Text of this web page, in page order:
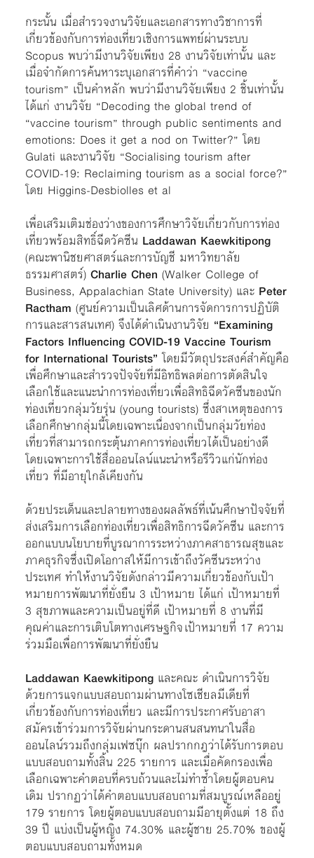
กระนั้น เมื่อสำรวจงานวิจัยและเอกสารทางวิชาการที่
เกี่ยวข้องกับการท่องเที่ยวเชิงการแพทย์ผ่านระบบ
Scopus พบว่ามีงานวิจัยเพียง 28 งานวิจัยเท่านั้น และ
เมื่อจำกัดการค้นหาระบุเอกสารที่คำว่า “vaccine
tourism” เป็นคำหลัก พบว่ามีงานวิจัยเพียง 2 ชิ้นเท่านั้น
ได้แก่ งานวิจัย “Decoding the global trend of
“vaccine tourism” through public sentiments and
emotions: Does it get a nod on Twitter?” โดย
Gulati และงานวิจัย “Socialising tourism after
COVID-19: Reclaiming tourism as a social force?”
โดย Higgins-Desbiolles et al
เพื่อเสริมเติมช่องว่างของการศึกษาวิจัยเกี่ยวกับการท่อง
เที่ยวพร้อมสิทธิ์ฉีดวัคซีน Laddawan Kaewkitipong
(คณะพานิชยศาสตร์และการบัญชี มหาวิทยาลัย
ธรรมศาสตร์) Charlie Chen (Walker College of
Business, Appalachian State University) และ Peter
Ractham (ศูนย์ความเป็นเลิศด้านการจัดการการปฏิบัติ
การและสารสนเทศ) จึงได้ดำเนินงานวิจัย “Examining
Factors Influencing COVID-19 Vaccine Tourism
for International Tourists”โดยมีวัตถุประสงค์สำคัญคือ
เพื่อศึกษาและสำรวจปัจจัยที่มีอิทธิพลต่อการตัดสินใจ
เลือกใช้และแนะนำการท่องเที่ยวเพื่อสิทธิฉีดวัคซีนของนัก
ท่องเที่ยวกลุ่มวัยรุ่น (young tourists) ซึ่งสาเหตุของการ
เลือกศึกษากลุ่มนี้โดยเฉพาะเนื่องจากเป็นกลุ่มวัยท่อง
เที่ยวที่สามารถกระตุ้นภาคการท่องเที่ยวได้เป็นอย่างดี
โดยเฉพาะการใช้สื่อออนไลน์แนะนำหรือรีวิวแก่นักท่อง
เที่ยว ที่มีอายุใกล้เคียงกัน
ด้วยประเด็นและปลายทางของผลลัพธ์ที่เน้นศึกษาปัจจัยที่
ส่งเสริมการเลือกท่องเที่ยวเพื่อสิทธิการฉีดวัคซีน และการ
ออกแบบนโยบายที่บูรณาการระหว่างภาคสาธารณสุขและ
ภาคธุรกิจซึ่งเปิดโอกาสให้มีการเข้าถึงวัคซีนระหว่าง
ประเทศ ทำให้งานวิจัยดังกล่าวมีความเกี่ยวข้องกับเป้า
หมายการพัฒนาที่ยั่งยืน 3 เป้าหมาย ได้แก่ เป้าหมายที่
3 สุขภาพและความเป็นอยู่ที่ดี เป้าหมายที่ 8 งานที่มี
คุณค่าและการเติบโตทางเศรษฐกิจ เป้าหมายที่ 17 ความ
ร่วมมือเพื่อการพัฒนาที่ยั่งยืน
Laddawan Kaewkitipongและคณะ ดำเนินการวิจัย
ด้วยการแจกแบบสอบถามผ่านทางโซเชียลมีเดียที่
เกี่ยวข้องกับการท่องเที่ยว และมีการประกาศรับอาสา
สมัครเข้าร่วมการวิจัยผ่านกระดานสนสนทนาในสื่อ
ออนไลน์รวมถึงกลุ่มเฟซบุ๊ก ผลปรากกฎว่าได้รับการตอบ
แบบสอบถามทั้งสิ้น 225 รายการ และเมื่อคัดกรองเพื่อ
เลือกเฉพาะคำตอบที่ครบถ้วนและไม่ทำซ้ำโดยผู้ตอบคน
เดิม ปรากฏว่าได้คำตอบแบบสอบถามที่สมบูรณ์เหลืออยู่
179 รายการ โดยผู้ตอบแบบสอบถามมีอายุตั้งแต่ 18 ถึง
39 ปี แบ่งเป็นผู้หญิง 74.30% และผู้ชาย 25.70% ของผู้
ตอบแบบสอบถามทั้งหมด